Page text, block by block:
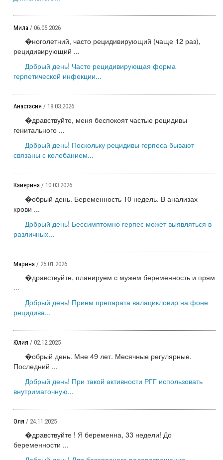
Мила / 06.05.2026
�ноголетний, часто рецидивирующий (чаще 12 раз),
рецидивирующий ...
Добрый день! Часто рецидивирующая форма
герпетической инфекции...
Анастасия / 18.03.2026
�дравствуйте, меня беспокоят частые рецидивы
генитального ...
Добрый день! Поскольку рецидивы герпеса бывают
связаны с колебанием...
Каиерина / 10.03.2026
�обрый день. Беременность 10 недель. В анализах
крови ...
Добрый день! Бессимптомно герпес может выявляться в
различных...
Марина / 25.01.2026
�дравствуйте, планируем с мужем беременность и прям
...
Добрый день! Прием препарата валацикловир на фоне
рецидива...
Юлия / 02.12.2025
�обрый день. Мне 49 лет. Месячные регулярные.
Последний ...
Добрый день! При такой активности РГГ использовать
внутриматочную...
Оля / 24.11.2025
�дравствуйте ! Я беременна, 33 недели! До
беременности ...